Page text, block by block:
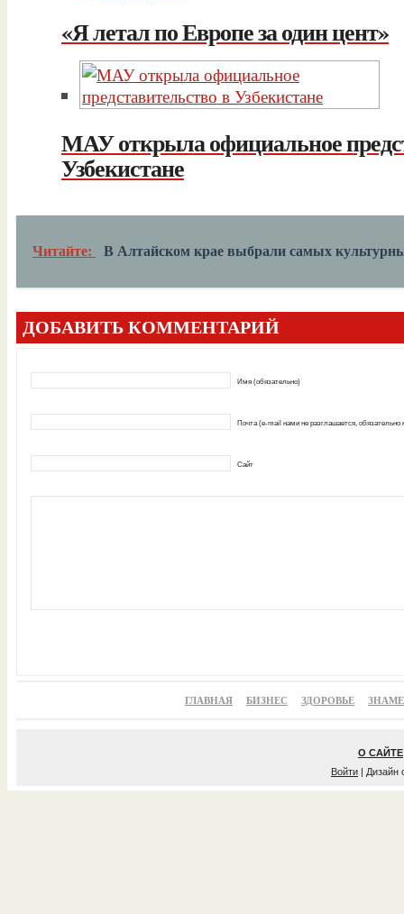
«Я летал по Европе за один цент»
МАУ открыла официальное
Узбекистане
Читайте: В Алтайском крае выбрали самых
ДОБАВИТЬ КОММЕНТАРИЙ
Имя (обязательно)
Почта (e-mail нами не разглашается, обязательно
Сайт
ГЛАВНАЯ БИЗНЕС ЗДОРОВЬЕ
О САЙТЕ
Войти | Дизайн